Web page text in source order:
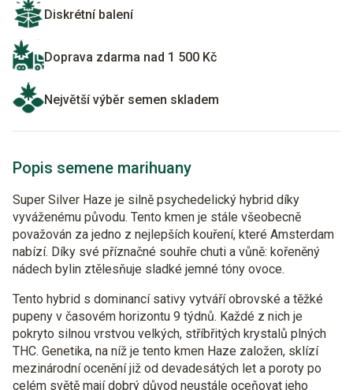
Diskrétní balení
Doprava zdarma nad 1 500 Kč
Největší výběr semen skladem
Popis semene marihuany
Super Silver Haze je silně psychedelický hybrid díky
vyváženému původu. Tento kmen je stále všeobecně
považován za jedno z nejlepších kouření, které Amsterdam
nabízí. Díky své příznačné souhře chuti a vůně: kořeněný
nádech bylin ztělesňuje sladké jemné tóny ovoce.
Tento hybrid s dominancí sativy vytváří obrovské a těžké
pupeny v časovém horizontu 9 týdnů. Každé z nich je
pokryto silnou vrstvou velkých, stříbřitých krystalů plných
THC. Genetika, na níž je tento kmen Haze založen, sklízí
mezinárodní ocenění již od devadesátých let a poroty po
celém světě mají dobrý důvod neustále oceňovat jeho